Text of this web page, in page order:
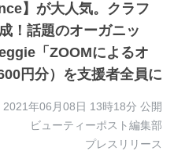
】が大人気。クラフ
！話題のオーガニッ
「ZOOMによるオ
円分）を支援者全員に
2021年06月08日 13時18分 公開
ビューティーポスト編集部
プレスリリース